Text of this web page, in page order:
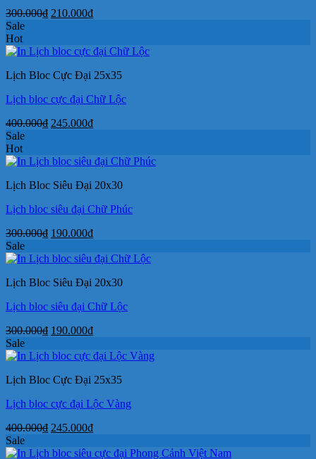
300.000₫ Giá
300.000₫.
210.000₫Giá
là:
Sale
Hot
Lịch Bloc Cực Đại 25x35
Lịch bloc cực đại Chữ Lộc
400.000₫ Giá
400.000₫.
245.000₫Giá
là:
Sale
Hot
Lịch Bloc Siêu Đại 20x30
Lịch bloc siêu đại Chữ Phúc
300.000₫ Giá
là:
190.000₫Giá
tại
190.000₫.
Sale
Lịch Bloc Siêu Đại 20x30
Lịch bloc siêu đại Chữ Lộc
300.000₫ Giá
là:
190.000₫Giá
tại
190.000₫.
Sale
Lịch Bloc Cực Đại 25x35
Lịch bloc cực đại Lộc Vàng
400.000₫ Giá
là:
245.000₫Giá
tại
Sale